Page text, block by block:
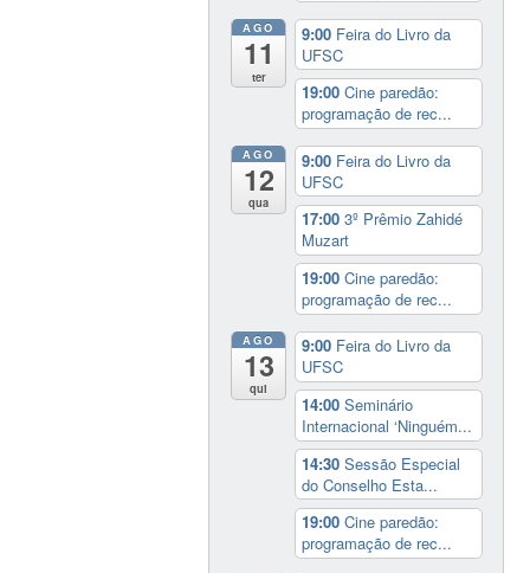
AGO
11
ter
9:00 Feira do Livro da
UFSC
19:00Cine paredão:
programação de rec...
AGO
12
qua
9:00 Feira do Livro da
UFSC
17:003º Prêmio Zahidé
Muzart
19:00Cine paredão:
programação de rec...
AGO
13
qui
9:00 Feira do Livro da
UFSC
14:00Seminário
Internacional ‘Ninguém...
14:30Sessão Especial
do Conselho Esta...
19:00Cine paredão:
programação de rec...